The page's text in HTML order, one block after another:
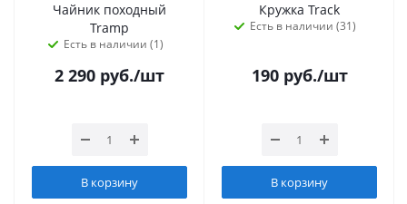
Чайник походный
Tramp
Есть в наличии (1)
2 290 руб./шт
В корзину
Кружка Track
Есть в наличии (31)
190руб./шт
В корзину